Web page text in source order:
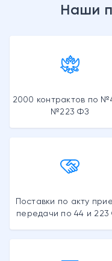
Наши
2000 контрактов по
№223 ФЗ
Поставки по акту
передачи по 44 и 223